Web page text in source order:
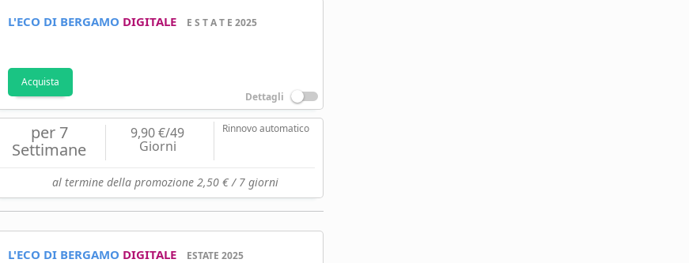
L'ECO DI BERGAMO DIGITALE E S T A T E 2025
Acquista
Dettagli
per 7
Settimane
9,90 €/49
Giorni
Rinnovo automatico
al termine della promozione 2,50 € / 7 giorni
L'ECO DI BERGAMO DIGITALE ESTATE 2025